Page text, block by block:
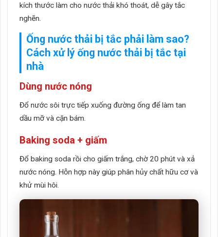
kích thước làm cho nước thải khó thoát, dễ gây tắc
nghẽn.
Ống nước thải bị tắc phải làm sao?
Cách xử lý ống nước thải bị tắc tại
nhà
Dùng nước nóng
Đổ nước sôi trực tiếp xuống đường ống để làm tan
dầu mỡ và cặn bám.
Baking soda + giấm
Đổ baking soda rồi cho giấm trắng, chờ 20 phút và xả
nước nóng. Hỗn hợp này giúp phân hủy chất hữu cơ và
khử mùi hôi.